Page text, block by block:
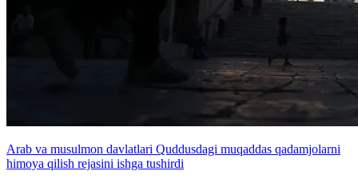
Arab va musulmon davlatlari Quddusdagi muqaddas qadamjolarni
himoya qilish rejasini ishga tushirdi